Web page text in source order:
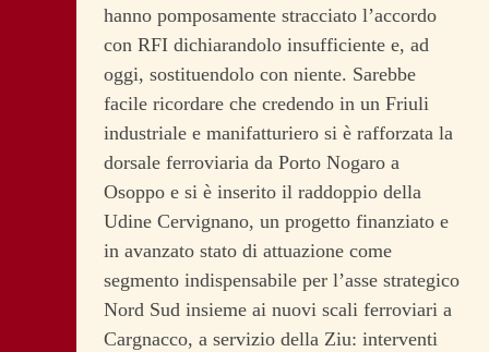
hanno pomposamente stracciato l’accordo
con RFI dichiarandolo insufficiente e, ad
oggi, sostituendolo con niente. Sarebbe
facile ricordare che credendo in un Friuli
industriale e manifatturiero si è rafforzata la
dorsale ferroviaria da Porto Nogaro a
Osoppo e si è inserito il raddoppio della
Udine Cervignano, un progetto finanziato e
in avanzato stato di attuazione come
segmento indispensabile per l’asse strategico
Nord Sud insieme ai nuovi scali ferroviari a
Cargnacco, a servizio della Ziu: interventi